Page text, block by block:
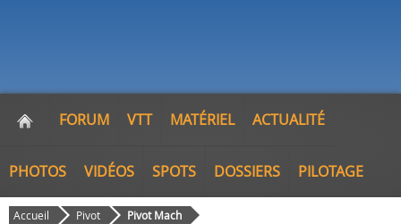
FORUM VTT MATÉRIEL ACTUALITÉ
PHOTOS VIDÉOS SPOTS DOSSIERS PILOTAGE
Accueil Pivot Pivot Mach